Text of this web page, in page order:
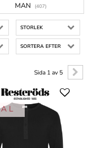
MAN (407)
STORLEK
SORTERA EFTER
Sida 1 av 5
L